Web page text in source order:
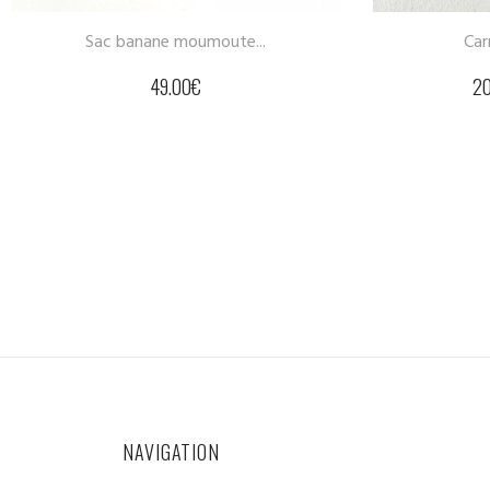
Carreau terre cuite...
20.00€–23.00
NAVIGATION